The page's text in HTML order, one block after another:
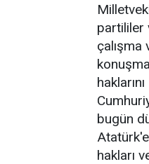
partililer
çalışma
bugün
hakları